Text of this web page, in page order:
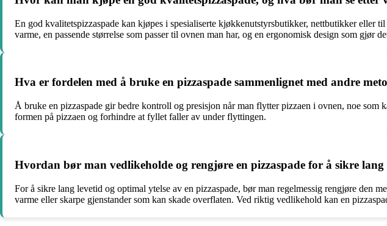
En god kvalitetspizzaspade kan kjøpes i spesialiserte kjøkkenutstyrsbutikker, nettbutikker eller
varme, en passende størrelse som passer til ovnen man har, og en ergonomisk design som gjør
Hva er fordelen med å bruke en pizzaspade sammenlignet med andre
Å bruke en pizzaspade gir bedre kontroll og presisjon når man flytter pizzaen i ovnen, noe
formen på pizzaen og forhindre at fyllet faller av under flyttingen.
Hvordan bør man vedlikeholde og rengjøre en pizzaspade for å sikre lang
For å sikre lang levetid og optimal ytelse av en pizzaspade, bør man regelmessig rengjøre den
varme eller skarpe gjenstander som kan skade overflaten. Ved riktig vedlikehold kan en